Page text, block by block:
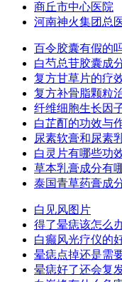
商丘市中心医院
河南神火集团总
百令胶囊有假的
白芍总苷胶囊成
复方甘草片的疗
复方补骨脂颗粒
纤维细胞生长因
白芷酊的功效与
尿素软膏和尿素
白灵片有哪些功
草本乳膏成分有
泰国青草药膏成
白见风图片
得了晕痣该怎么
白癫风光疗仪的
晕痣点掉还是需
晕痣好了还会复